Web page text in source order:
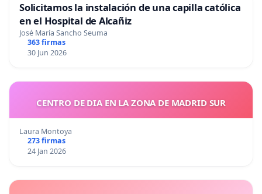
Solicitamos la instalación de una capilla católica
en el Hospital de Alcañiz
José María Sancho Seuma
363 firmas
30 Jun 2026
CENTRO DE DIA EN LA ZONA DE MADRID SUR
Laura Montoya
273 firmas
24 Jan 2026